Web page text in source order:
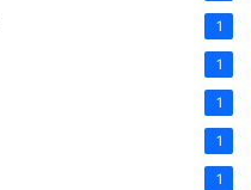
1
1
1
1
1